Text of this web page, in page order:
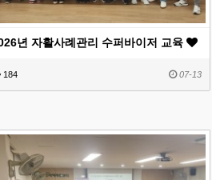
년 자활사례관리 수퍼바이저 교육
184 07-13